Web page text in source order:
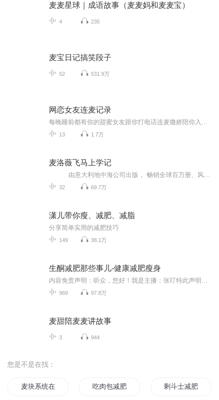
麦麦星球｜成语故事（麦麦妈和麦麦宝）
4 235
麦宝日记搞笑段子
52 531.9万
网恋女友连麦记录
13 1.7万
麦洛薇飞马上学记
32 69.7万
潇儿带你瘦、减肥、减脂
分享简单实用的减肥技巧
149 38.1万
生酮减肥那些事儿-健康减肥瘦身
969 97.8万
麦甜陪麦麦讲故事
3 944
您是不是在找：
麦块系统在异界 吃肉包减肥的杀手 剩斗士减肥记